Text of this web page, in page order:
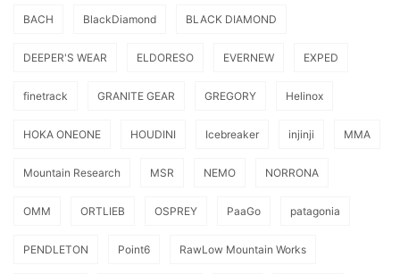
BACH BlackDiamond BLACK DIAMOND
DEEPER'S WEAR ELDORESO EVERNEW EXPED
finetrack GRANITE GEAR GREGORY Helinox
HOKA ONEONE HOUDINI Icebreaker injinji MMA
Mountain Research MSR NEMO NORRONA
OMM ORTLIEB OSPREY PaaGo patagonia
PENDLETON Point6 RawLow Mountain Works